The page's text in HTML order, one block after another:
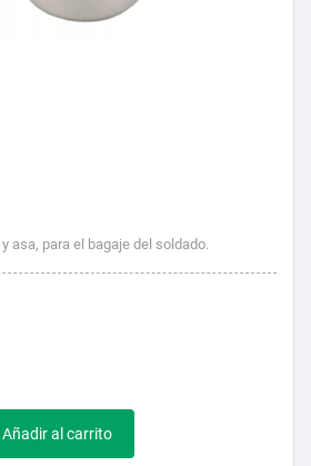
asa, para el bagaje del soldado.
Añadir al carrito